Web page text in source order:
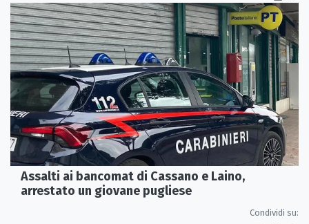
Assalti ai bancomat di Cassano e Laino,
arrestato un giovane pugliese
Condividi su: